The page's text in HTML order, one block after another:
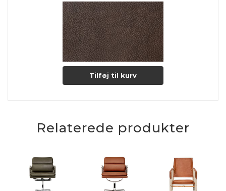
Tilføj til kurv
Relaterede produkter